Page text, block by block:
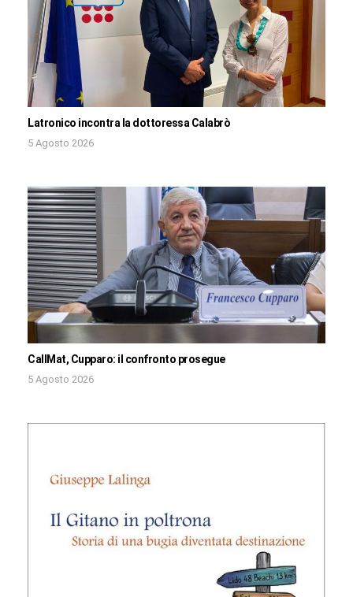
Latronico incontra la dottoressa Calabrò
5 Agosto 2026
CallMat, Cupparo: il confronto prosegue
5 Agosto 2026